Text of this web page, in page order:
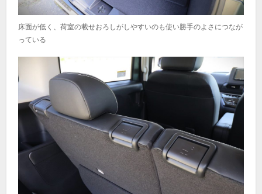
床面が低く、荷室の載せおろしがしやすいのも使い勝手のよさにつなが
っている